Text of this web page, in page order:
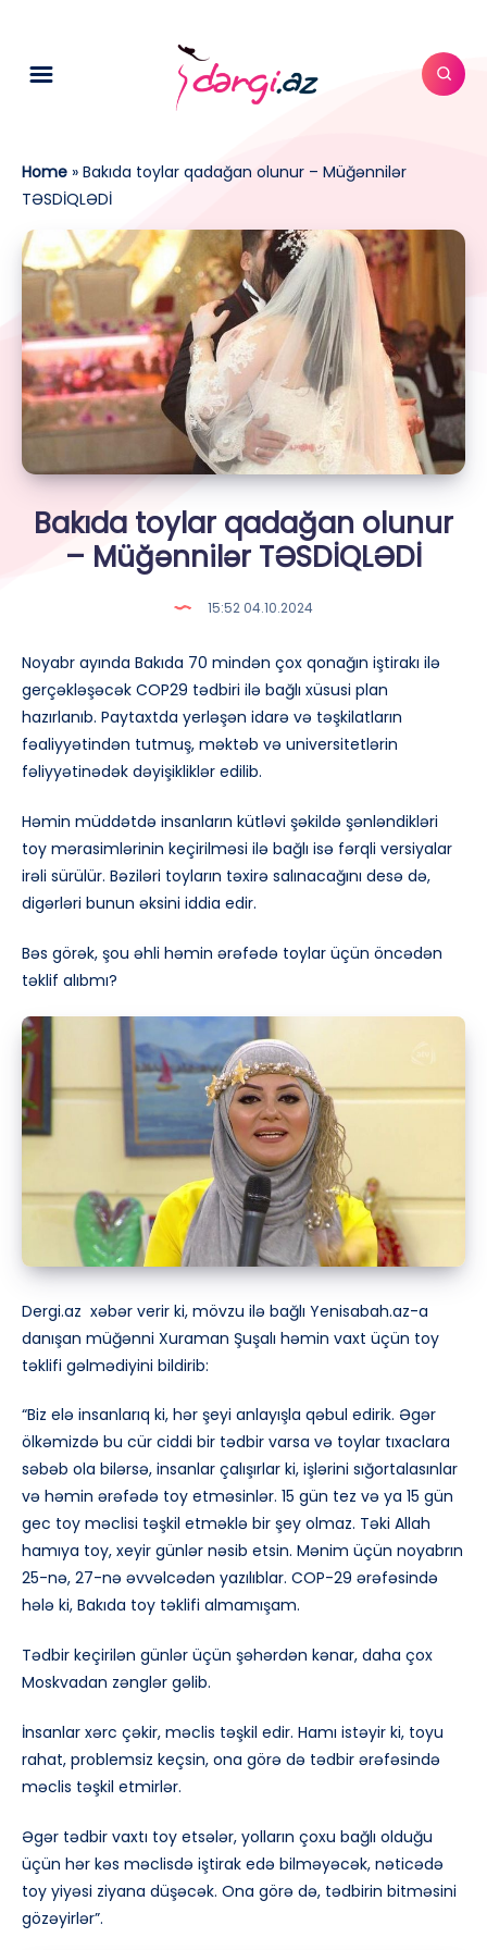
Home » Bakıda toylar qadağan olunur – Müğənnilər
TƏSDİQLƏDİ
Bakıda toylar qadağan olunur
– Müğənnilər TƏSDİQLƏDİ
15:52 04.10.2024
Noyabr ayında Bakıda 70 mindən çox qonağın iştirakı ilə
gerçəkləşəcək COP29 tədbiri ilə bağlı xüsusi plan
hazırlanıb. Paytaxtda yerləşən idarə və təşkilatların
fəaliyyətindən tutmuş, məktəb və universitetlərin
fəliyyətinədək dəyişikliklər edilib.
Həmin müddətdə insanların kütləvi şəkildə şənləndikləri
toy mərasimlərinin keçirilməsi ilə bağlı isə fərqli versiyalar
irəli sürülür. Bəziləri toyların təxirə salınacağını desə də,
digərləri bunun əksini iddia edir.
Bəs görək, şou əhli həmin ərəfədə toylar üçün öncədən
təklif alıbmı?
Dergi.az xəbər verir ki, mövzu ilə bağlı Yenisabah.az-a
danışan müğənni Xuraman Şuşalı həmin vaxt üçün toy
təklifi gəlmədiyini bildirib:
“Biz elə insanlarıq ki, hər şeyi anlayışla qəbul edirik. Əgər
ölkəmizdə bu cür ciddi bir tədbir varsa və toylar tıxaclara
səbəb ola bilərsə, insanlar çalışırlar ki, işlərini sığortalasınlar
və həmin ərəfədə toy etməsinlər. 15 gün tez və ya 15 gün
gec toy məclisi təşkil etməklə bir şey olmaz. Təki Allah
hamıya toy, xeyir günlər nəsib etsin. Mənim üçün noyabrın
25-nə, 27-nə əvvəlcədən yazılıblar. COP-29 ərəfəsində
hələ ki, Bakıda toy təklifi almamışam.
Tədbir keçirilən günlər üçün şəhərdən kənar, daha çox
Moskvadan zənglər gəlib.
İnsanlar xərc çəkir, məclis təşkil edir. Hamı istəyir ki, toyu
rahat, problemsiz keçsin, ona görə də tədbir ərəfəsində
məclis təşkil etmirlər.
Əgər tədbir vaxtı toy etsələr, yolların çoxu bağlı olduğu
üçün hər kəs məclisdə iştirak edə bilməyəcək, nəticədə
toy yiyəsi ziyana düşəcək. Ona görə də, tədbirin bitməsini
gözəyirlər”.